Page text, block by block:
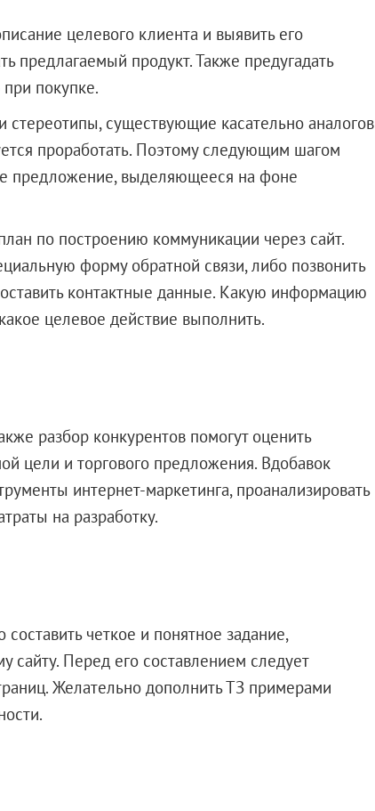
целевого клиента и выявить его
предлагаемый продукт. Также предугадать
покупке.
существующие касательно аналогов
проработать. Поэтому следующим шагом
предложение, выделяющееся на фоне
по построению коммуникации через сайт.
форму обратной связи, либо позвонить
контактные данные. Какую информацию
целевое действие выполнить.
разбор конкурентов помогут оценить
цели и торгового предложения. Вдобавок
интернет-маркетинга, проанализировать
на разработку.
четкое и понятное задание,
Перед его составлением следует
Желательно дополнить ТЗ примерами